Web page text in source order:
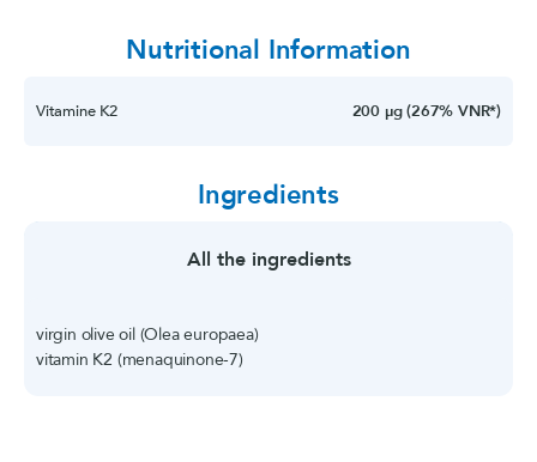
Nutritional Information
Vitamine K2 200 µg (267% VNR*)
Ingredients
All the ingredients
virgin olive oil (Olea europaea)
vitamin K2 (menaquinone-7)